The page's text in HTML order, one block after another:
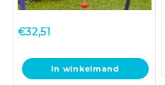
€32,51
In winkelmand